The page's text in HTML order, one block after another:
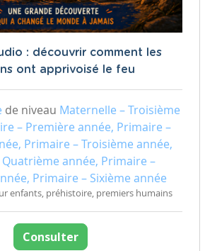
: découvrir comment les
ont apprivoisé le feu
de niveau Maternelle – Troisième
– Première année, Primaire –
Primaire – Troisième année,
année, Primaire –
Primaire – Sixième année
enfants, préhistoire, premiers humains
Consulter